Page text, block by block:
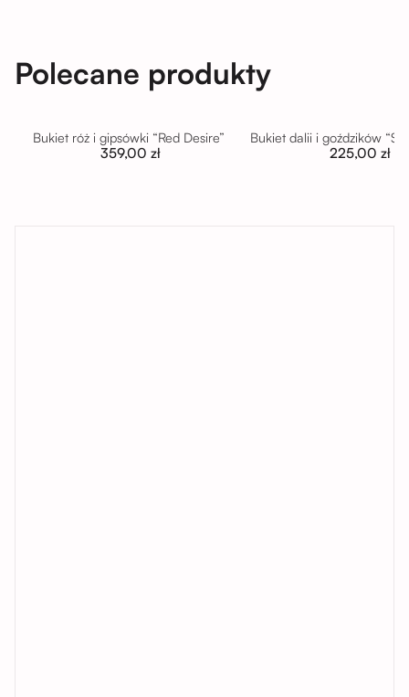
Polecane produkty
Bukiet róż i gipsówki “Red Desire”
359,00 zł
Bukiet dalii i goździków
225,00 zł